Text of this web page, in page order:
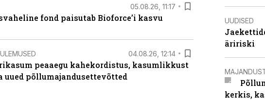
05.08.26, 11:17
fond paisutab Bioforce’i kasvu
04.08.26, 12:14
peaaegu kahekordistus, kasumlikkust
uued põllumajandusettevõtted
UUDISED
äririski
kerkis,